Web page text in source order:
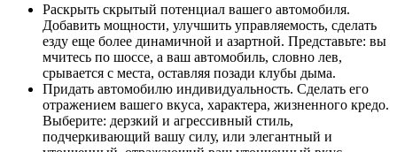
Раскрыть скрытый потенциал вашего автомобиля.
Добавить мощности, улучшить управляемость, сделать
езду еще более динамичной и азартной. Представьте: вы
мчитесь по шоссе, а ваш автомобиль, словно лев,
срывается с места, оставляя позади клубы дыма.
Придать автомобилю индивидуальность. Сделать его
отражением вашего вкуса, характера, жизненного кредо.
Выберите: дерзкий и агрессивный стиль,
подчеркивающий вашу силу, или элегантный и